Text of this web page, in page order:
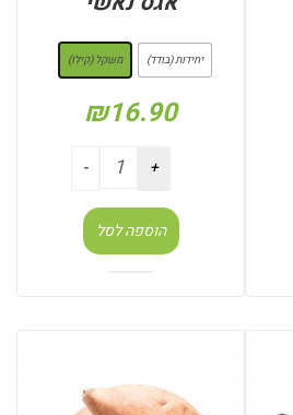
יחידות (בודד) משקל (קילו)
₪16.90
הוספה לסל